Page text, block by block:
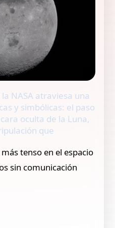
NASA atraviesa una
y simbólicas: el paso
oculta de la Luna,
que
tenso en el espacio
sin comunicación